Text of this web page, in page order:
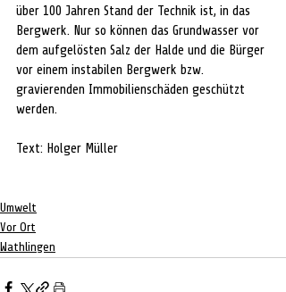
über 100 Jahren Stand der Technik ist, in das
Bergwerk. Nur so können das Grundwasser vor
dem aufgelösten Salz der Halde und die Bürger
vor einem instabilen Bergwerk bzw.
gravierenden Immobilienschäden geschützt
werden.
Text: Holger Müller
Umwelt
Vor Ort
Wathlingen